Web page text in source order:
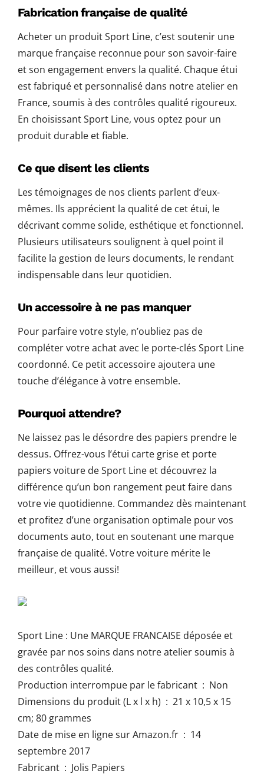
Fabrication française de qualité
Acheter un produit Sport Line, c’est soutenir une
marque française reconnue pour son savoir-faire
et son engagement envers la qualité. Chaque étui
est fabriqué et personnalisé dans notre atelier en
France, soumis à des contrôles qualité rigoureux.
En choisissant Sport Line, vous optez pour un
produit durable et fiable.
Ce que disent les clients
Les témoignages de nos clients parlent d’eux-
mêmes. Ils apprécient la qualité de cet étui, le
décrivant comme solide, esthétique et fonctionnel.
Plusieurs utilisateurs soulignent à quel point il
facilite la gestion de leurs documents, le rendant
indispensable dans leur quotidien.
Un accessoire à ne pas manquer
Pour parfaire votre style, n’oubliez pas de
compléter votre achat avec le porte-clés Sport Line
coordonné. Ce petit accessoire ajoutera une
touche d’élégance à votre ensemble.
Pourquoi attendre?
Ne laissez pas le désordre des papiers prendre le
dessus. Offrez-vous l’étui carte grise et porte
papiers voiture de Sport Line et découvrez la
différence qu’un bon rangement peut faire dans
votre vie quotidienne. Commandez dès maintenant
et profitez d’une organisation optimale pour vos
documents auto, tout en soutenant une marque
française de qualité. Votre voiture mérite le
meilleur, et vous aussi!
Sport Line : Une MARQUE FRANCAISE déposée et
gravée par nos soins dans notre atelier soumis à
des contrôles qualité.
Production interrompue par le fabricant ‏ : ‎ Non
Dimensions du produit (L x l x h) ‏ : ‎ 21 x 10,5 x 15
cm; 80 grammes
Date de mise en ligne sur Amazon.fr ‏ : ‎ 14
septembre 2017
Fabricant ‏ : ‎ Jolis Papiers